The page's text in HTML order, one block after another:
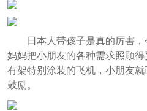
日本人带孩子是真的厉害
妈妈把小朋友的各种需求照顾
有架特别涂装的飞机，小朋友
鼓励。